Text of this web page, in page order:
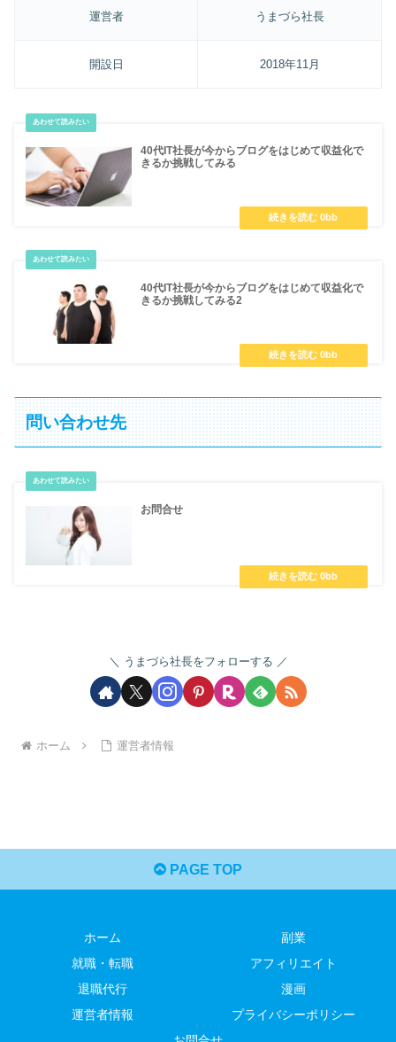
運営者 うまづら社長
開設日 2018年11月
40代IT社長が今からブログをはじめて収益化で
きるか挑戦してみる
40代IT社長が今からブログをはじめて収益化で
きるか挑戦してみる2
問い合わせ先
お問合せ
うまづら社長をフォローする
ホーム 運営者情報
PAGE TOP
ホーム
副業
就職・転職
アフィリエイト
退職代行
漫画
運営者情報
プライバシーポリシー